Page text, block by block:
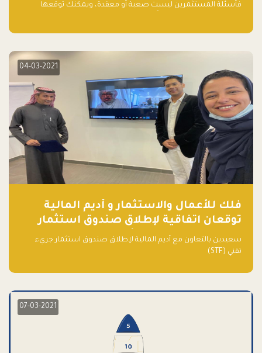
فأسئلة المستثمرين ليست صعبة أو معقدة، ويمكنك توقعها
04-03-2021
فلك للأعمال والاستثمار و أديم المالية
توقعان اتفاقية لإطلاق صندوق استثمار
جريء تقني (STF) - مشغل من قبل فـلك
سعيدين بالتعاون مع أديم المالية لإطلاق صندوق استثمار جريء
تقني (STF)
07-03-2021